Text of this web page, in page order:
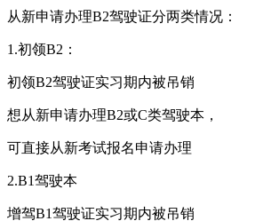
从新申请办理B2驾驶证分两类情况：
1.初领B2 ：
初领B2驾驶证实习期内被吊销
想从新申请办理B2或C类驾驶本，
可直接从新考试报名申请办理
2.B1驾驶本
增驾B1驾驶证实习期内被吊销